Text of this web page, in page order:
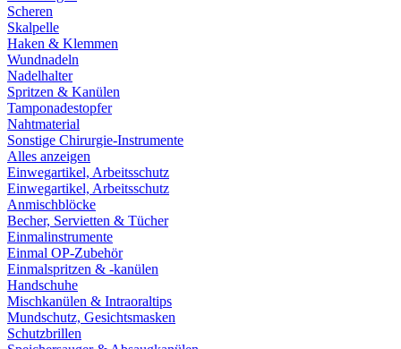
Scheren
Skalpelle
Haken & Klemmen
Wundnadeln
Nadelhalter
Spritzen & Kanülen
Tamponadestopfer
Nahtmaterial
Sonstige Chirurgie-Instrumente
Alles anzeigen
Einwegartikel, Arbeitsschutz
Einwegartikel, Arbeitsschutz
Anmischblöcke
Becher, Servietten & Tücher
Einmalinstrumente
Einmal OP-Zubehör
Einmalspritzen & -kanülen
Handschuhe
Mischkanülen & Intraoraltips
Mundschutz, Gesichtsmasken
Schutzbrillen